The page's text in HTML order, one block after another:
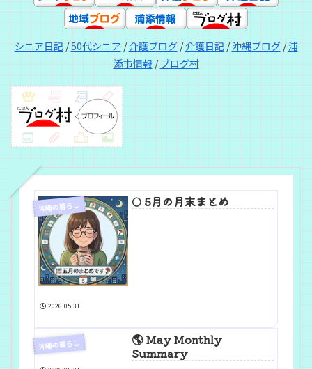
シニア日記/50代シニア /介護ブログ/介護日記/沖縄ブログ/浦
添市情報 /ブログ村
沖縄の暮らし 🌕 5月の月末まとめ
2026.05.31
沖縄の暮らし
🌎 May Monthly
Summary